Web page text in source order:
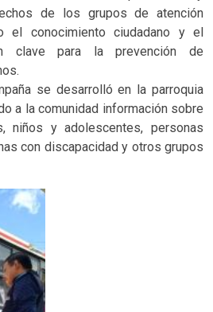
de los grupos de atención
el conocimiento ciudadano y el
clave para la prevención de
se desarrolló en la parroquia
a la comunidad información sobre
niños y adolescentes, personas
con discapacidad y otros grupos